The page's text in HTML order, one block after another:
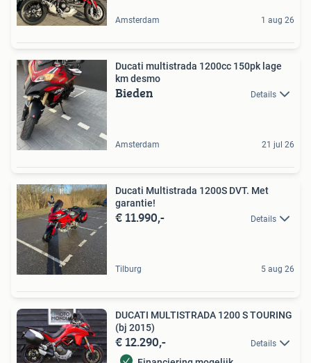
Amsterdam 1 aug 26
Ducati multistrada 1200cc 150pk lage
km desmo
Bieden Details
Amsterdam 21 jul 26
Ducati Multistrada 1200S DVT. Met
garantie!
€ 11.990,- Details
Tilburg 5 aug 26
DUCATI MULTISTRADA 1200 S TOURING
(bj 2015)
€ 12.290,- Details